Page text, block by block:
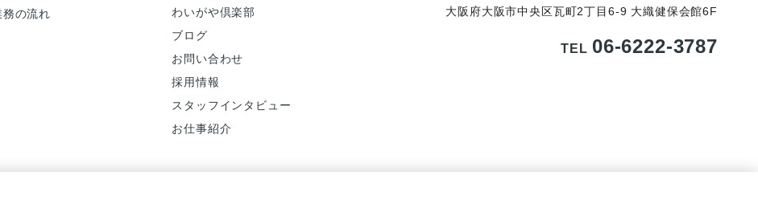
の流れ
わいがや倶楽部
ブログ
お問い合わせ
採用情報
スタッフインタビュー
お仕事紹介
大阪府大阪市中央区瓦町2丁目6-9 大織健保会館6F
TEL 06-6222-3787